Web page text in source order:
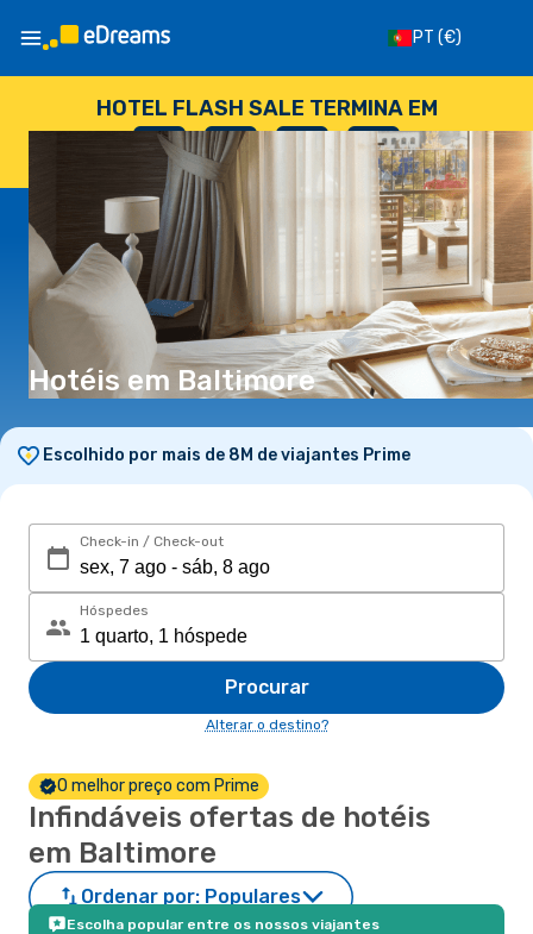
PT (€)
HOTEL FLASH SALE TERMINA EM
--
DIAS
: --
HORAS
: --
SEGUNDOS
Hotéis em Baltimore
Escolhido por mais de 8M de viajantes Prime
Check-in / Check-out
Hóspedes
Procurar
Alterar o destino?
O melhor preço com Prime
Infindáveis ofertas de hotéis
em Baltimore
Ordenar por: Populares
Escolha popular entre os nossos viajantes